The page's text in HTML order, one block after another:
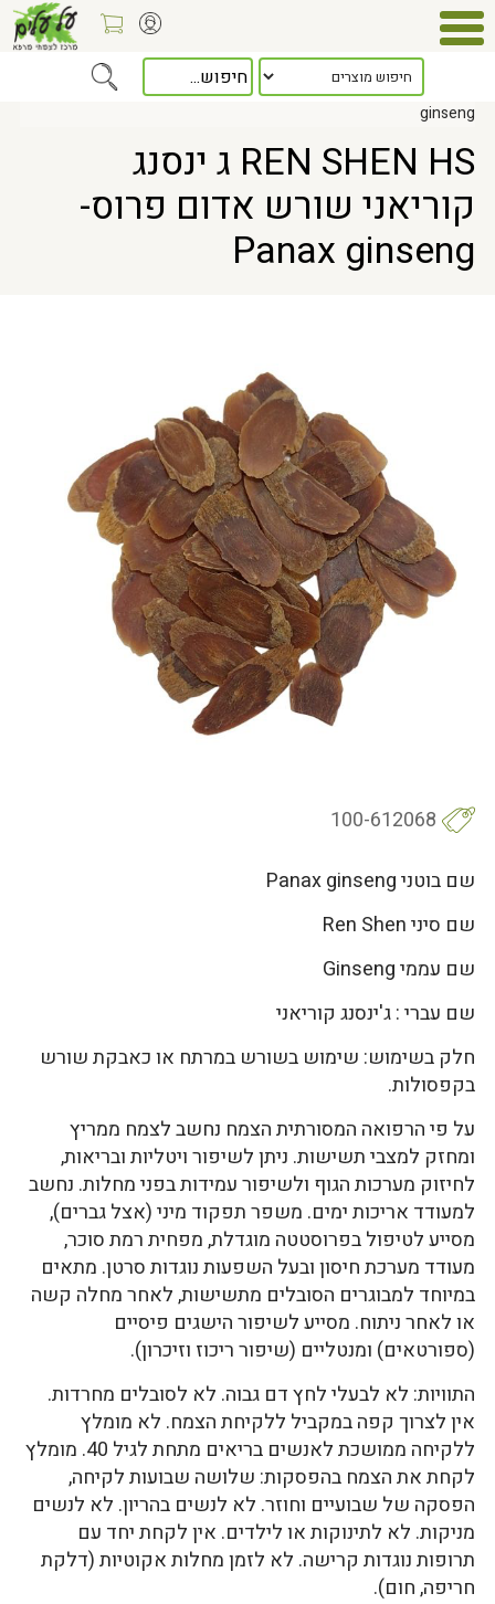
Home
> REN SHEN HS ג ינסנג קוריאני שורש אדום פרוס- Panax
ginseng
REN SHEN HS ג ינסנג
קוריאני שורש אדום פרוס-
Panax ginseng
100-612068
שם בוטני Panax ginseng
שם סיני Ren Shen
שם עממי Ginseng
שם עברי : ג'ינסנג קוריאני
חלק בשימוש: שימוש בשורש במרתח או כאבקת שורש
בקפסולות.
על פי הרפואה המסורתית הצמח נחשב לצמח ממריץ
ומחזק למצבי תשישות. ניתן לשיפור ויטליות ובריאות,
לחיזוק מערכות הגוף ולשיפור עמידות בפני מחלות. נחשב
למעודד אריכות ימים. משפר תפקוד מיני (אצל גברים),
מסייע לטיפול בפרוסטטה מוגדלת, מפחית רמת סוכר,
מעודד מערכת חיסון ובעל השפעות נוגדות סרטן. מתאים
במיוחד למבוגרים הסובלים מתשישות, לאחר מחלה קשה
או לאחר ניתוח. מסייע לשיפור הישגים פיסיים
(ספורטאים) ומנטליים (שיפור ריכוז וזיכרון).
התוויות: לא לבעלי לחץ דם גבוה. לא לסובלים מחרדות.
אין לצרוך קפה במקביל ללקיחת הצמח. לא מומלץ
ללקיחה ממושכת לאנשים בריאים מתחת לגיל 40. מומלץ
לקחת את הצמח בהפסקות: שלושה שבועות לקיחה,
הפסקה של שבועיים וחוזר. לא לנשים בהריון. לא לנשים
מניקות. לא לתינוקות או לילדים. אין לקחת יחד עם
תרופות נוגדות קרישה. לא לזמן מחלות אקוטיות (דלקת
חריפה, חום).